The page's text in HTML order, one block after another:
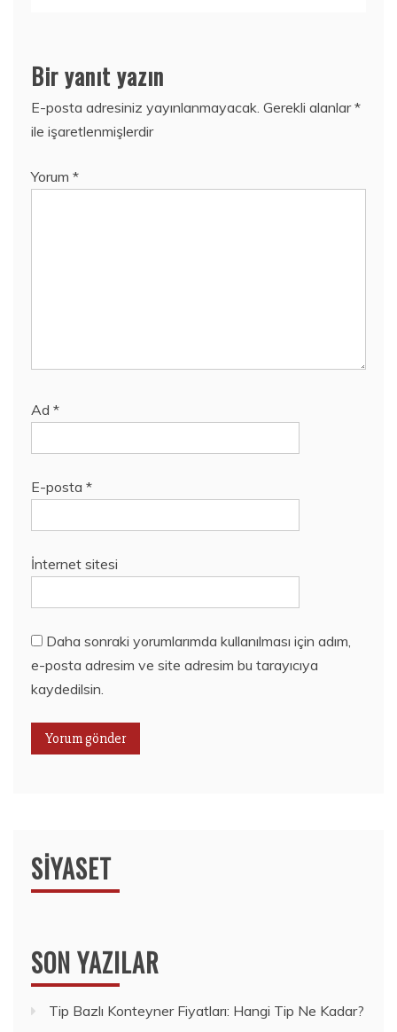
Bir yanıt yazın
E-posta adresiniz yayınlanmayacak. Gerekli alanlar*
ile işaretlenmişlerdir
Yorum *
Ad *
E-posta *
İnternet sitesi
Daha sonraki yorumlarımda kullanılması için adım,
e-posta adresim ve site adresim bu tarayıcıya
kaydedilsin.
SIYASET
SON YAZILAR
Tip Bazlı Konteyner Fiyatları: Hangi Tip Ne Kadar?